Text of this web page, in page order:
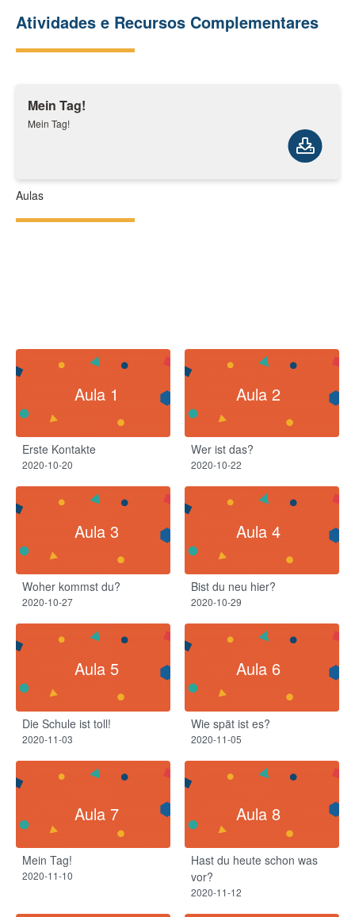
Atividades e Recursos Complementares
Mein Tag!​
Mein Tag!​
Aulas
Aula 1
Erste Kontakte
2020-10-20
Aula 2
Wer ist das?
2020-10-22
Aula 3
Woher kommst du?
2020-10-27
Aula 4
Bist du neu hier?
2020-10-29
Aula 5
Die Schule ist toll!​
2020-11-03
Aula 6
Wie spät ist es?
2020-11-05
Aula 7
Mein Tag!​
2020-11-10
Aula 8
Hast du heute schon was
vor?
2020-11-12